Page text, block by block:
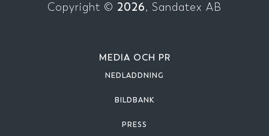
Copyright © 2026, Sandatex AB
MEDIA OCH PR
NEDLADDNING
BILDBANK
PRESS